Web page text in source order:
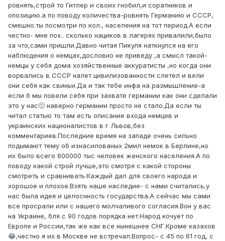
ровнять,строй то Гитлер и своих гнобил,и соратников и
опозицию.а по поводу количества-ровнять Германию и СССР,
смешно.ты посмотри по кол., населения на тот период.А если
честно- мне пох.. сколько нациков в лагерях привалили,было
за что,сами пришли.Давно читая Пикуля наткнулся на его
наблюдения о немцах,дословно не приведу ,а смысл такой-
немцы у себя дома хозяйственные аккуратисты ,но когда они
ворвались в СССР налет цивилизованности слетел и вели
они себя как свиньи.Да и так тебе инфа на размышление-а
если б мы повели себя при захвате германии как они сделали
это у нас🙂 наверно германии просто не стало.Да если ты
читал статью то там есть описание входа немцев и
украинских националистов в г Львов,без
комментариев.Последние время на западе очень сильно
подымают тему об изнасилованых 2мил немок в Берлине,но
их было всего 600000 тыс человек женского населения.А по
поводу какой строй лучше,это смотря с какой стороны
смотреть и сравнивать.Каждый дал для своего народа и
хорошое и плохое.Взять наше наследие- с нами считались,у
нас была идея и целоснность государства.А сейчас мы сами
все просрали или с нашего молчаливого согласия.Вон у вас
на Украине, бля с 90 годов порядка нет.Народ кочует по
Европе и России,так же как все нынешнее СНГ.Кроме казахов
😂,честно я их в Москве не встречал.Вопрос- с 45 по 61 год, с